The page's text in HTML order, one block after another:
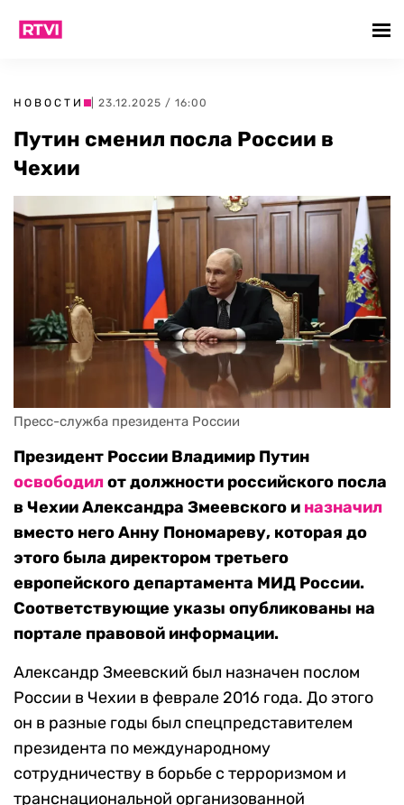
НОВОСТИ | 23.12.2025 / 16:00
Путин сменил посла России в
Чехии
Пресс-служба президента России
Президент России Владимир Путин
освободилот должности российского посла
в Чехии Александра Змеевского и назначил
вместо него Анну Пономареву, которая до
этого была директором третьего
европейского департамента МИД России.
Соответствующие указы опубликованы на
портале правовой информации.
Александр Змеевский был назначен послом
России в Чехии в феврале 2016 года. До этого
он в разные годы был спецпредставителем
президента по международному
сотрудничеству в борьбе с терроризмом и
транснациональной организованной